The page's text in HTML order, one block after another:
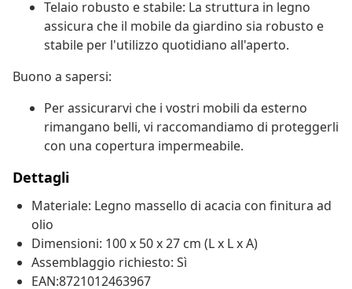
Telaio robusto e stabile: La struttura in legno
assicura che il mobile da giardino sia robusto e
stabile per l'utilizzo quotidiano all'aperto.
Buono a sapersi:
Per assicurarvi che i vostri mobili da esterno
rimangano belli, vi raccomandiamo di proteggerli
con una copertura impermeabile.
Dettagli
Materiale: Legno massello di acacia con finitura ad
olio
Dimensioni: 100 x 50 x 27 cm (L x L x A)
Assemblaggio richiesto: Sì
EAN:8721012463967